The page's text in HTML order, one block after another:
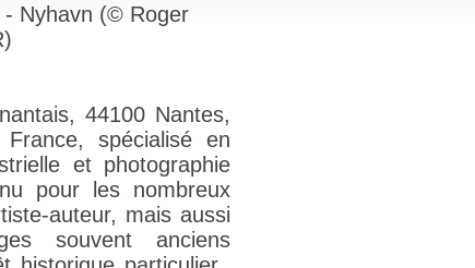
- Nyhavn (© Roger
44100 Nantes,
spécialisé en
et photographie
pour les nombreux
auteur, mais aussi
souvent anciens